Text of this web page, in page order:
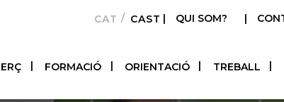
CATALÀCASTELLANO
| QUI SOM? |
FORMACIÓ ORIENTACIÓ TREBALL